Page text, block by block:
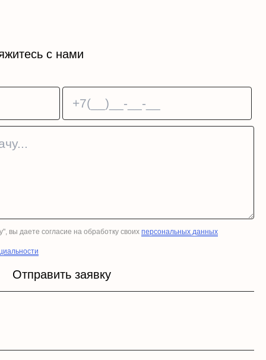
с нами
вы даете согласие на обработку своих персональных данных
Отправить заявку